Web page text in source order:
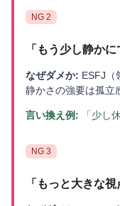
NG 2
「 もう少し静かに
なぜダメか: ESFJ（
静かさの強要は孤立
言い換え例: 「少し
NG 3
「 もっと大きな視